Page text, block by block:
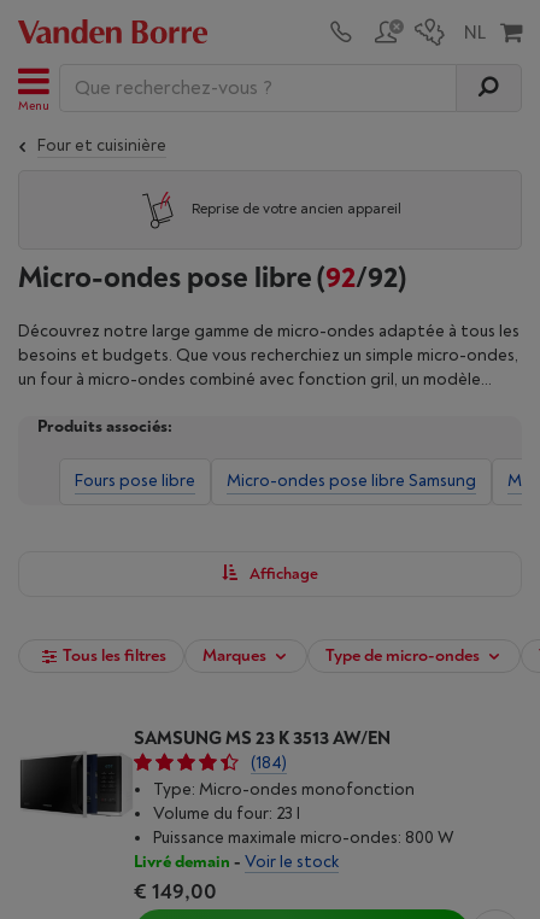
Menu
Four et cuisinière
Reprise de votre ancien appareil
Micro-ondes pose libre(92/92)
Découvrez notre large gamme de micro-ondes adaptée à tous les
besoins et budgets. Que vous recherchiez un simple micro-ondes,
un four à micro-ondes combiné avec fonction gril, un modèle
volume et la puissance de nos modèles varient pour que vous
uniformément. Chaque appareil est sélectionné en fonction de sa
qualité et de son efficacité. Pour vous aider à faire le bon choix,
votre micro-ondes dès maintenant chez Vanden Borre et utilisez
Produits associés:
Fours pose libre Micro-ondes pose libre Samsung
Affichage
Tous les filtres Marques Type de micro-ondes
SAMSUNG MS 23 K 3513 AW/EN
(184)
Type: Micro-ondes monofonction
Volume du four: 23 l
Puissance maximale micro-ondes: 800 W
Livré demain - Voir le stock
€ 149,00